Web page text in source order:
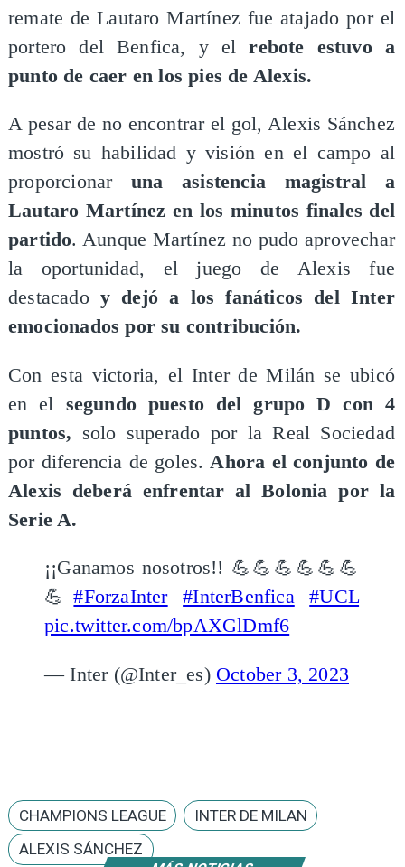
remate de Lautaro Martínez fue atajado por el
portero del Benfica, y el rebote estuvo a
punto de caer en los pies de Alexis.
A pesar de no encontrar el gol, Alexis Sánchez
mostró su habilidad y visión en el campo al
proporcionar una asistencia magistral a
Lautaro Martínez en los minutos finales del
partido. Aunque Martínez no pudo aprovechar
la oportunidad, el juego de Alexis fue
destacado y dejó a los fanáticos del Inter
emocionados por su contribución.
Con esta victoria, el Inter de Milán se ubicó
en el
segundo puesto del grupo D con 4
puntos, solo superado por la Real Sociedad
por diferencia de goles. Ahora el conjunto de
Alexis deberá enfrentar al Bolonia por la
Serie A.
¡¡Ganamos nosotros!! 💪💪💪💪💪💪
💪#ForzaInter #InterBenfica
#UCL
pic.twitter.com/bpAXGlDmf6
— Inter (@Inter_es) October 3, 2023
CHAMPIONS LEAGUE
INTER DE MILAN
ALEXIS SÁNCHEZ